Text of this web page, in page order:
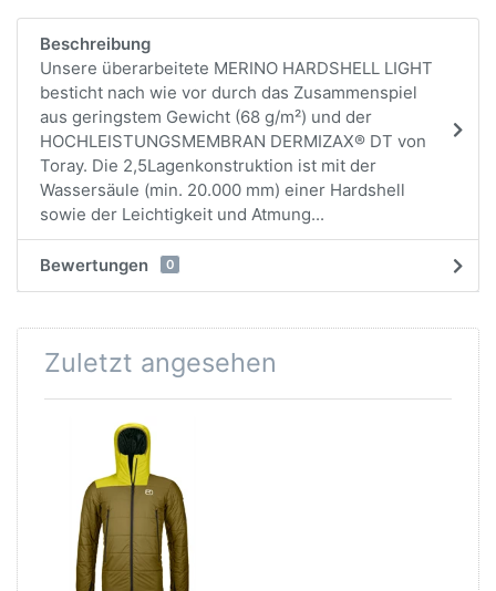
Beschreibung
Unsere überarbeitete MERINO HARDSHELL LIGHT
besticht nach wie vor durch das Zusammenspiel
aus geringstem Gewicht (68 g/m²) und der
HOCHLEISTUNGSMEMBRAN DERMIZAX® DT von
Toray. Die 2,5­Lagenkonstruktion ist mit der
Wassersäule (min. 20.000 mm) einer Hardshell
sowie der Leichtigkeit und Atmung...
Bewertungen 0
Zuletzt angesehen